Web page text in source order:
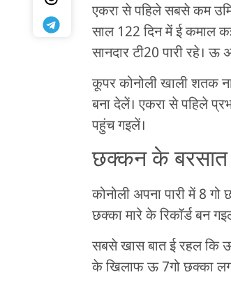
एकरा से पहिले सबसे कम
साल 122 दिन में ई कमाल
सानदार टी20 पारी रहे।
कूपर कोनोली खाली शतक
बना देलें। एकरा से पहिले
पहुंच गइलें।
छक्कन के बरसात
कोनोली अपना पारी में 8
छक्का मारे के रिकॉर्ड बन
सबसे खास बात ई रहल कि
के खिलाफ ऊ 7गो छक्का